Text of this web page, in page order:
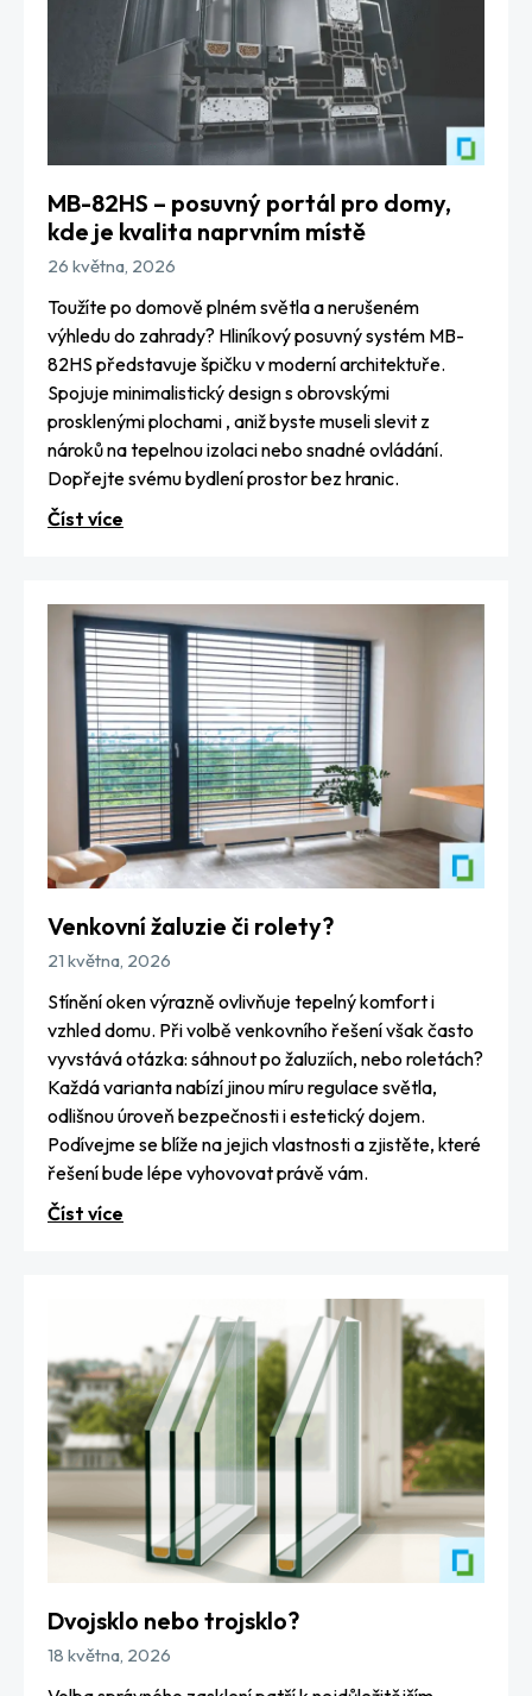
MB-82HS – posuvný portál pro domy,
kde je kvalita naprvním místě
26 května, 2026
Toužíte po domově plném světla a nerušeném
výhledu do zahrady? Hliníkový posuvný systém MB-
82HS představuje špičku v moderní architektuře.
Spojuje minimalistický design s obrovskými
prosklenými plochami , aniž byste museli slevit z
nároků na tepelnou izolaci nebo snadné ovládání.
Dopřejte svému bydlení prostor bez hranic.
Číst více
Venkovní žaluzie či rolety?
21 května, 2026
Stínění oken výrazně ovlivňuje tepelný komfort i
vzhled domu. Při volbě venkovního řešení však často
vyvstává otázka: sáhnout po žaluziích, nebo roletách?
Každá varianta nabízí jinou míru regulace světla,
odlišnou úroveň bezpečnosti i estetický dojem.
Podívejme se blíže na jejich vlastnosti a zjistěte, které
řešení bude lépe vyhovovat právě vám.
Číst více
Dvojsklo nebo trojsklo?
18 května, 2026